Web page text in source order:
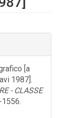
[a
1987].
- CLASSE